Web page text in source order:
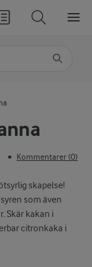
• Kommentarer (0)
skapelse!
som även
Skär kakan i
citronkaka i